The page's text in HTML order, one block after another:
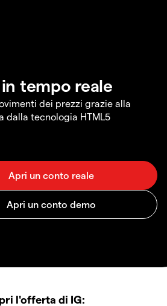
tempo reale
dei prezzi grazie alla
dalla tecnologia HTML5
l'offerta di IG: